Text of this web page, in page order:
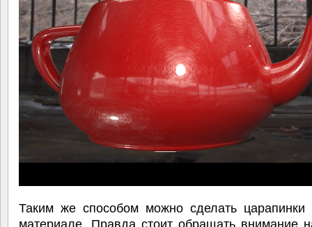
Таким же способом можно сделать
материале. Правда стоит обращать внимание